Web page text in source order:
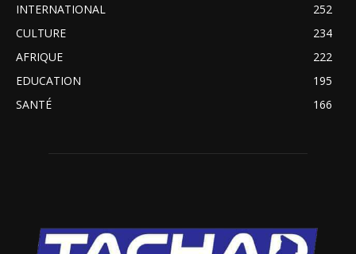
INTERNATIONAL
252
CULTURE
234
AFRIQUE
222
EDUCATION
195
SANTÉ
166